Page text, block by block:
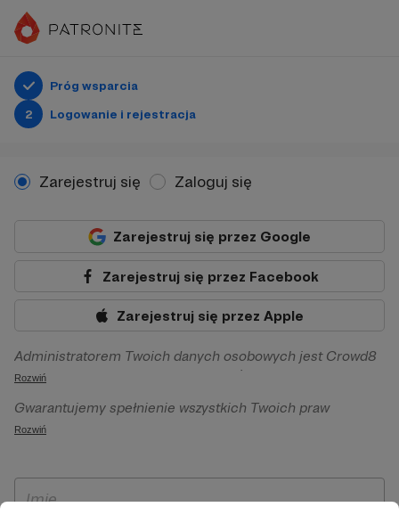
Próg wsparcia
2
Logowanie i rejestracja
Zarejestruj się Zaloguj się
Zarejestruj się przez Google
Zarejestruj się przez Facebook
Zarejestruj się przez Apple
Administratorem Twoich danych osobowych jest Crowd8
sp. z o.o. z siedziba w Warszawie, ul. Żwirki i Wigury 16, 02-
092 Warszawa. Twoje dane osobowe będą przetwarzane w
szczególności w celu wykonania umowy zawartej z Tobą, w
Patronite.pl, w tym możliwości dokonywania oraz
otrzymywania wsparcia na naszej platformie oraz
Rozwiń
Gwarantujemy spełnienie wszystkich Twoich praw
wynikających z ogólnego rozporządzenia o ochronie
ich przenoszenia, niepodlegania zautomatyzowanemu
Rozwiń